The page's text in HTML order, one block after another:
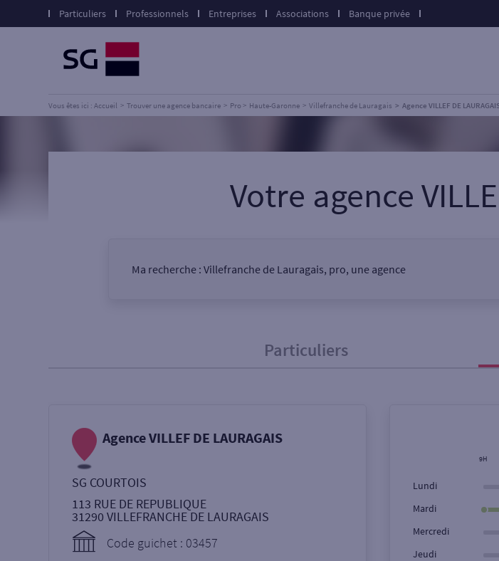
Particuliers Professionnels Entreprises Associations Banque privée
Vous êtes ici : Accueil Trouver une agence bancaire Pro Haute-Garonne Villefranche de Lauragais Agence VILLEF DE
Votre agence
Ma recherche : Villefranche de Lauragais, pro, une agence
Professionnel
Une agence
Ouverte le lundi
Un service
Autour de moi
Particuliers
Agence VILLEF DE LAURAGAIS
SG COURTOIS
113 RUE DE REPUBLIQUE
31290 VILLEFRANCHE DE LAURAGAIS
Code guichet : 03457
9H
Lundi
Mardi
Mercredi
Jeudi